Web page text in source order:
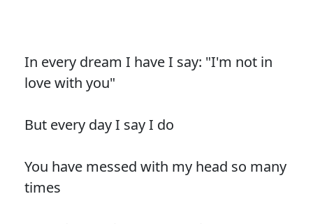
In every dream I have I say: "I'm not in
love with you"
But every day I say I do
You have messed with my head so many
times